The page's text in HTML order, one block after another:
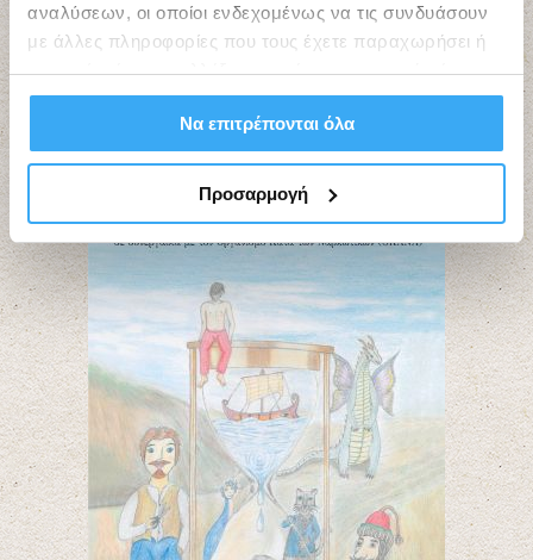
αναλύσεων, οι οποίοι ενδεχομένως να τις συνδυάσουν
με άλλες πληροφορίες που τους έχετε παραχωρήσει ή
τις οποίες έχουν συλλέξει σε σχέση με την από μέρους
σας χρήση των υπηρεσιών τους.
Να επιτρέπονται όλα
Προσαρμογή